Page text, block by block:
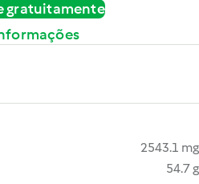
gratuitamente
2543.1 mg
54.7 g